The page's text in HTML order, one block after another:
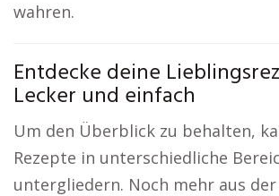
wahren.
Entdecke deine
Lecker und einfach
Um den Überblick zu behalten,
Rezepte in unterschiedliche
untergliedern. Noch mehr aus der